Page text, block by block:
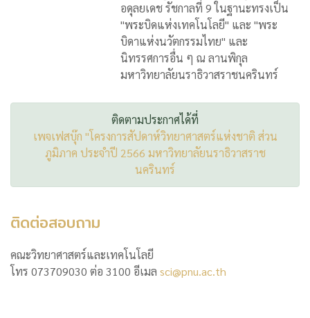
อดุลยเดช รัชกาลที่ 9 ในฐานะทรงเป็น
"พระบิดแห่งเทคโนโลยี" และ "พระ
บิดาแห่งนวัตกรรมไทย" และ
นิทรรศการอื่น ๆ ณ ลานพิกุล
มหาวิทยาลัยนราธิวาสราชนครินทร์
ติดตามประกาศได้ที่
เพจเฟสบุ๊ก "โครงการสัปดาห์วิทยาศาสตร์แห่งชาติ ส่วน
ภูมิภาค ประจำปี 2566 มหาวิทยาลัยนราธิวาสราช
นครินทร์
ติดต่อสอบถาม
คณะวิทยาศาสตร์และเทคโนโลยี
โทร 073709030 ต่อ 3100 อีเมล sci@pnu.ac.th